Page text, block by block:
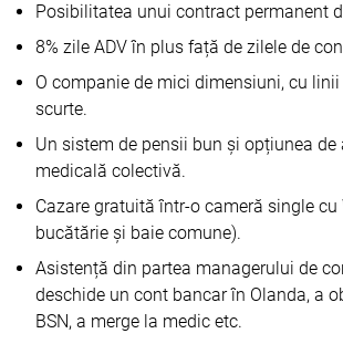
Posibilitatea unui contract permanent
8% zile ADV în plus față de zilele de
O companie de mici dimensiuni, cu
scurte.
Un sistem de pensii bun și opțiunea de
medicală colectivă.
Cazare gratuită într-o cameră single cu
bucătărie și baie comune).
Asistență din partea managerului de
deschide un cont bancar în Olanda, a
BSN, a merge la medic etc.